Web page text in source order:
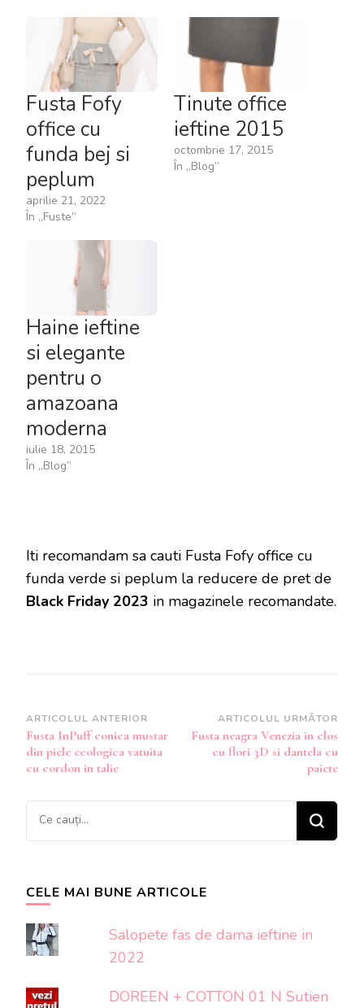
Fusta Fofy
office cu
funda bej si
peplum
aprilie 21, 2022
În „Fuste”
Tinute office
ieftine 2015
octombrie 17, 2015
În „Blog”
Haine ieftine
si elegante
pentru o
amazoana
moderna
iulie 18, 2015
În „Blog”
Iti recomandam sa cauti Fusta Fofy office cu
funda verde si peplum la reducere de pret de
Black Friday 2023 in magazinele recomandate.
Navigare
în
articole
ARTICOLUL ANTERIOR
Fusta InPuff conica mustar
din piele ecologica vatuita
cu cordon in talie
ARTICOLUL URMĂTOR
Fusta neagra Venezia in clos
cu flori 3D si dantela cu
paiete
Cauți
ceva?
CELE MAI BUNE ARTICOLE
Salopete fas de dama ieftine in
2022
DOREEN + COTTON 01 N Sutien